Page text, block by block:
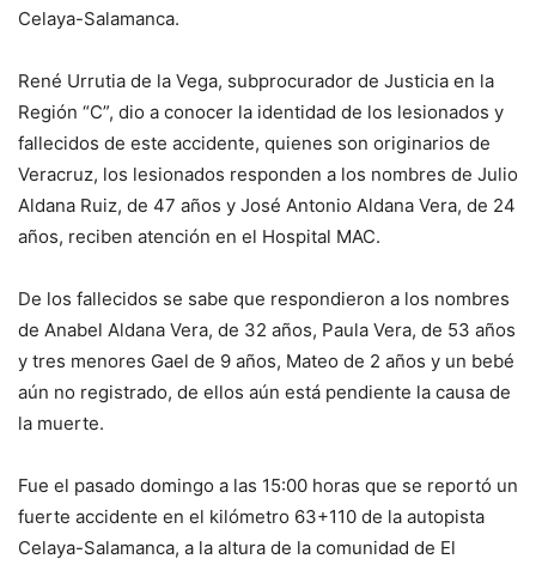
Celaya-Salamanca.
René Urrutia de la Vega, subprocurador de Justicia en la
Región “C”, dio a conocer la identidad de los lesionados y
fallecidos de este accidente, quienes son originarios de
Veracruz, los lesionados responden a los nombres de Julio
Aldana Ruiz, de 47 años y José Antonio Aldana Vera, de 24
años, reciben atención en el Hospital MAC.
De los fallecidos se sabe que respondieron a los nombres
de Anabel Aldana Vera, de 32 años, Paula Vera, de 53 años
y tres menores Gael de 9 años, Mateo de 2 años y un bebé
aún no registrado, de ellos aún está pendiente la causa de
la muerte.
Fue el pasado domingo a las 15:00 horas que se reportó un
fuerte accidente en el kilómetro 63+110 de la autopista
Celaya-Salamanca, a la altura de la comunidad de El